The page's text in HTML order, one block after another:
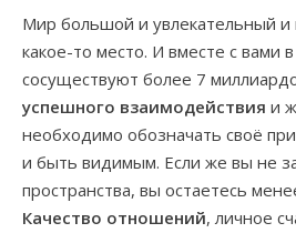
Мир большой и увлекательный и
какое-то место. И вместе с вами
сосуществуют более 7
успешного взаимодействия и
необходимо обозначать своё
и быть видимым. Если же вы не
пространства, вы остаетесь
Качество отношений, личное